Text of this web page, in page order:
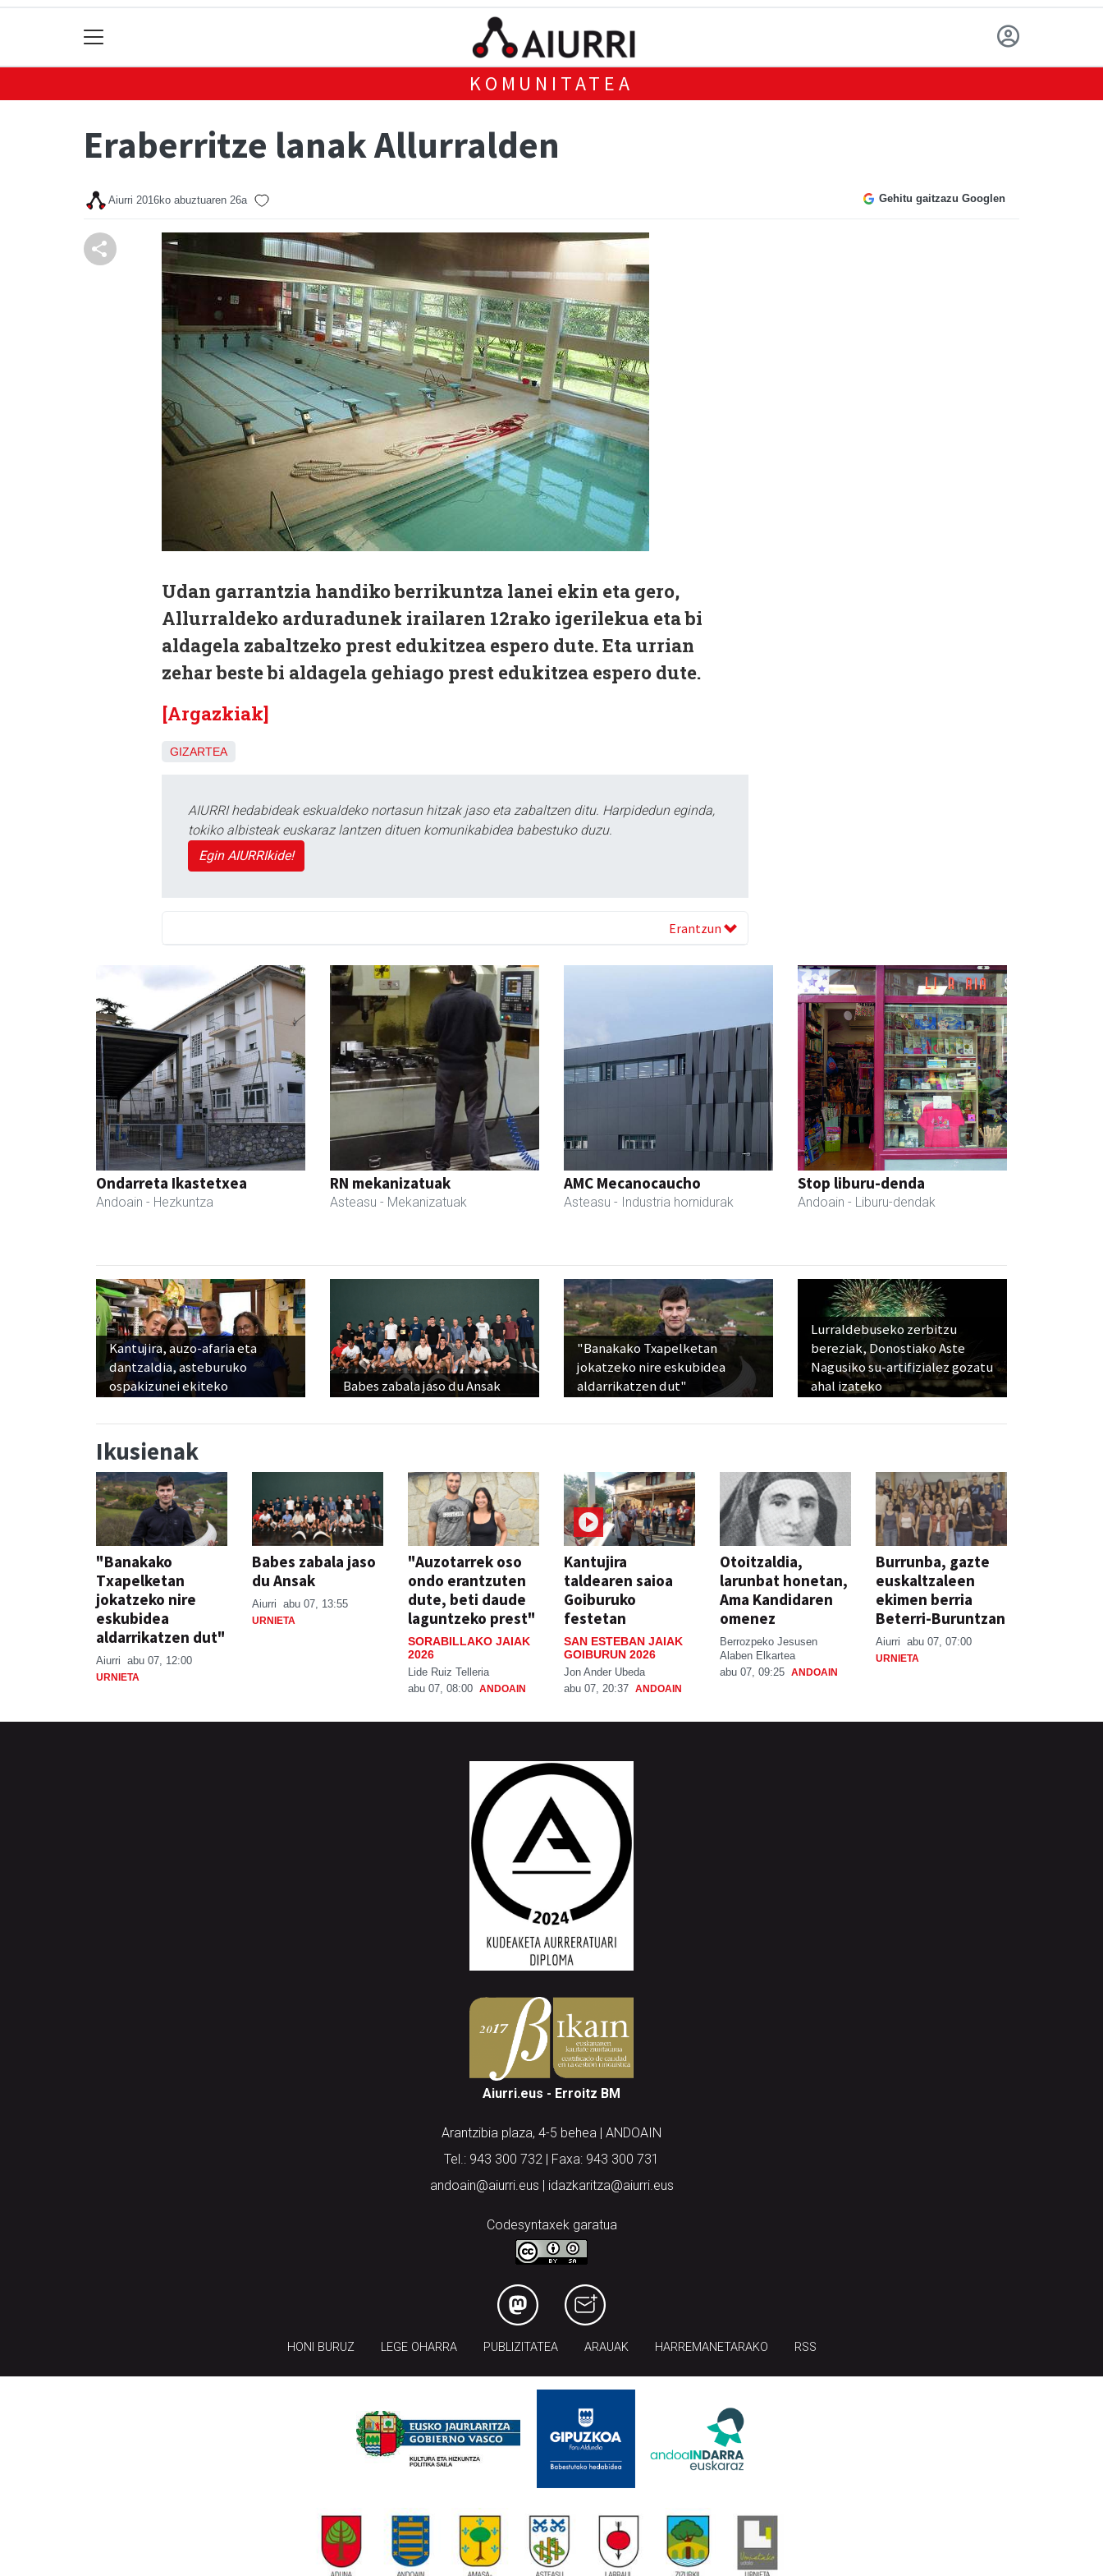
KOMUNITATEA
Eraberritze lanak Allurralden
Aiurri 2016ko abuztuaren 26a Gehitu gaitzazu Googlen
Udan garrantzia handiko berrikuntza lanei ekin eta gero,
Allurraldeko arduradunek irailaren 12rako igerilekua eta bi
aldagela zabaltzeko prest edukitzea espero dute. Eta urrian
zehar beste bi aldagela gehiago prest edukitzea espero dute.
[Argazkiak]
GIZARTEA
AIURRI hedabideak eskualdeko nortasun hitzak jaso eta zabaltzen ditu. Harpidedun eginda,
tokiko albisteak euskaraz lantzen dituen komunikabidea babestuko duzu.
Egin AIURRIkide!
Erantzun
Ondarreta Ikastetxea
Andoain - Hezkuntza
RN mekanizatuak
Asteasu - Mekanizatuak
AMC Mecanocaucho
Asteasu - Industria hornidurak
Stop liburu-denda
Andoain - Liburu-dendak
Kantujira, auzo-afaria eta
dantzaldia, asteburuko
ospakizunei ekiteko
Babes zabala jaso du Ansak
"Banakako Txapelketan
jokatzeko nire eskubidea
aldarrikatzen dut"
Lurraldebuseko zerbitzu
bereziak, Donostiako Aste
Nagusiko su-artifizialez gozatu
ahal izateko
Ikusienak
"Banakako
Txapelketan
jokatzeko nire
eskubidea
aldarrikatzen dut"
Aiurri abu 07, 12:00
URNIETA
Babes zabala jaso
du Ansak
Aiurri abu 07, 13:55
URNIETA
"Auzotarrek oso
ondo erantzuten
dute, beti daude
laguntzeko prest"
SORABILLAKO JAIAK
2026
Lide Ruiz Telleria
abu 07, 08:00 ANDOAIN
Kantujira
taldearen saioa
Goiburuko
festetan
SAN ESTEBAN JAIAK
GOIBURUN 2026
Jon Ander Ubeda
abu 07, 20:37 ANDOAIN
Otoitzaldia,
larunbat honetan,
Ama Kandidaren
omenez
Berrozpeko Jesusen
Alaben Elkartea
abu 07, 09:25 ANDOAIN
Burrunba, gazte
euskaltzaleen
ekimen berria
Beterri-Buruntzan
Aiurri abu 07, 07:00
URNIETA
Aiurri.eus - Erroitz BM
Arantzibia plaza, 4-5 behea | ANDOAIN
Tel.: 943 300 732 | Faxa: 943 300 731
andoain@aiurri.eus | idazkaritza@aiurri.eus
Codesyntaxek garatua
HONI BURUZ LEGE OHARRA PUBLIZITATEA ARAUAK HARREMANETARAKO RSS